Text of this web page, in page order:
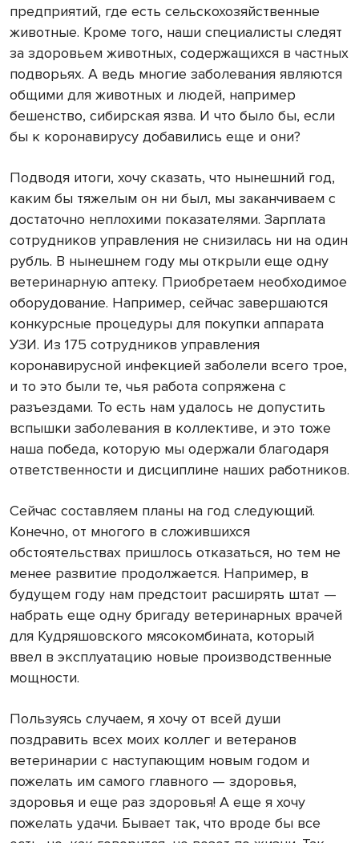
предприятий, где есть сельскохозяйственные
животные. Кроме того, наши специалисты следят
за здоровьем животных, содержащихся в частных
подворьях. А ведь многие заболевания являются
общими для животных и людей, например
бешенство, сибирская язва. И что было бы, если
бы к коронавирусу добавились еще и они?
Подводя итоги, хочу сказать, что нынешний год,
каким бы тяжелым он ни был, мы заканчиваем с
достаточно неплохими показателями. Зарплата
сотрудников управления не снизилась ни на один
рубль. В нынешнем году мы открыли еще одну
ветеринарную аптеку. Приобретаем необходимое
оборудование. Например, сейчас завершаются
конкурсные процедуры для покупки аппарата
УЗИ. Из 175 сотрудников управления
коронавирусной инфекцией заболели всего трое,
и то это были те, чья работа сопряжена с
разъездами. То есть нам удалось не допустить
вспышки заболевания в коллективе, и это тоже
наша победа, которую мы одержали благодаря
ответственности и дисциплине наших работников.
Сейчас составляем планы на год следующий.
Конечно, от многого в сложившихся
обстоятельствах пришлось отказаться, но тем не
менее развитие продолжается. Например, в
будущем году нам предстоит расширять штат —
набрать еще одну бригаду ветеринарных врачей
для Кудряшовского мясокомбината, который
ввел в эксплуатацию новые производственные
мощности.
Пользуясь случаем, я хочу от всей души
поздравить всех моих коллег и ветеранов
ветеринарии с наступающим новым годом и
пожелать им самого главного — здоровья,
здоровья и еще раз здоровья! А еще я хочу
пожелать удачи. Бывает так, что вроде бы все